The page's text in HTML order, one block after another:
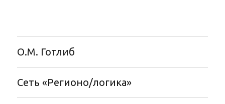
О.М. Готлиб
Сеть «Регионо/логика»